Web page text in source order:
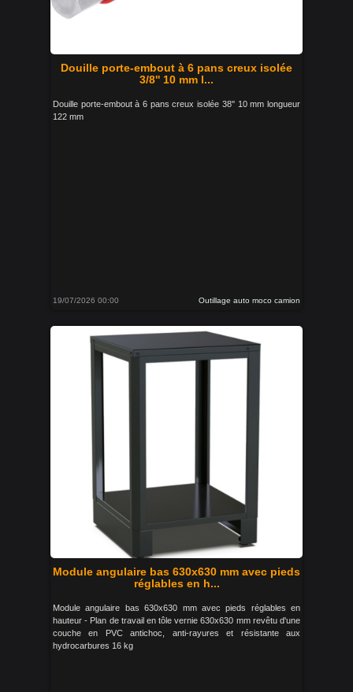
Douille porte-embout à 6 pans creux isolée
3/8'' 10 mm l...
Douille porte-embout à 6 pans creux isolée 38'' 10 mm longueur
122 mm
19/07/2026 00:00 Outillage auto moco camion
Module angulaire bas 630x630 mm avec pieds
réglables en h...
Module angulaire bas 630x630 mm avec pieds réglables en
hauteur - Plan de travail en tôle vernie 630x630 mm revêtu d'une
couche en PVC antichoc, anti-rayures et résistante aux
hydrocarbures 16 kg